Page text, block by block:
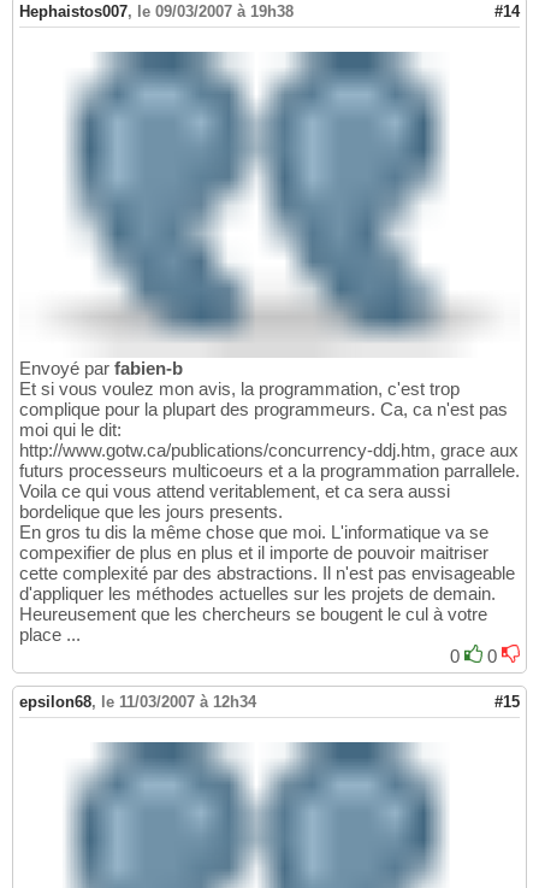
Hephaistos007, le 09/03/2007 à 19h38 #14
Envoyé par fabien-b
Et si vous voulez mon avis, la programmation, c'est trop
complique pour la plupart des programmeurs. Ca, ca n'est pas
moi qui le dit:
http://www.gotw.ca/publications/concurrency-ddj.htm, grace aux
futurs processeurs multicoeurs et a la programmation parrallele.
Voila ce qui vous attend veritablement, et ca sera aussi
bordelique que les jours presents.
En gros tu dis la même chose que moi. L'informatique va se
compexifier de plus en plus et il importe de pouvoir maitriser
cette complexité par des abstractions. Il n'est pas envisageable
d'appliquer les méthodes actuelles sur les projets de demain.
Heureusement que les chercheurs se bougent le cul à votre
place ...
0
0
epsilon68, le 11/03/2007 à 12h34 #15